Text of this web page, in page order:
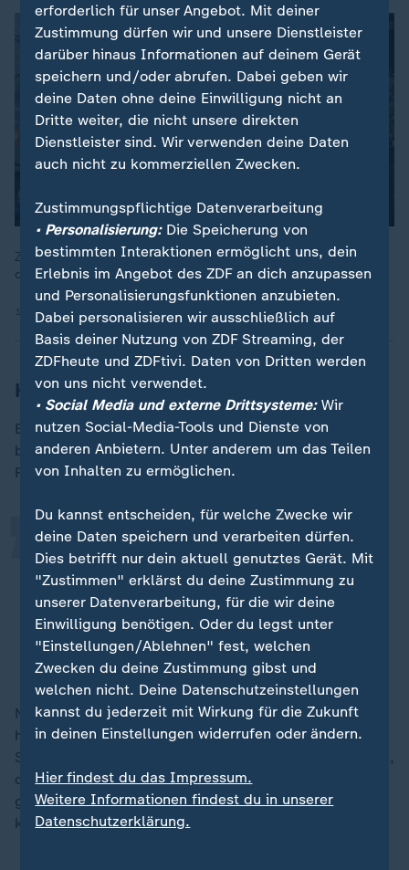
ZDF-Reporter Nils Kaben analysiert das Aus des FC Bayern in
der Champions League im Viertelfinale gegen Inter Mailand.
17.04.2025 | 3:19 min
Kimmichs deutliche Analyse
Es war später mal wiederJoshua Kimmich , der
besonders deutlich analysierte, woran es hapert beim
FC Bayern.
Das ist zu oft der Fall, dass wir nicht
als Sieger vom Platz gehen, obwohl
wir das Gefühl haben, dass wir die
bessere Mannschaft waren.
„
Nach der 0:3-Niederlage bei Feyenoord Rotterdam
hatte er befunden, dass der FC Bayern keine
Spitzenmannschaft sei. Nach dem Aus hielt er nun fest,
dass man "nicht viele europäische Topteams
geschlagen" und stattdessen manch eine Niederlage
kassiert habe.
erforderlich für unser Angebot. Mit deiner
Zustimmung dürfen wir und unsere Dienstleister
darüber hinaus Informationen auf deinem Gerät
speichern und/oder abrufen. Dabei geben wir
deine Daten ohne deine Einwilligung nicht an
Dritte weiter, die nicht unsere direkten
Dienstleister sind. Wir verwenden deine Daten
auch nicht zu kommerziellen Zwecken.
Zustimmungspflichtige Datenverarbeitung
• Personalisierung:Die Speicherung von
bestimmten Interaktionen ermöglicht uns, dein
Erlebnis im Angebot des ZDF an dich anzupassen
und Personalisierungsfunktionen anzubieten.
Dabei personalisieren wir ausschließlich auf
Basis deiner Nutzung von ZDF Streaming, der
ZDFheute und ZDFtivi. Daten von Dritten werden
von uns nicht verwendet.
• Social Media und externe Drittsysteme:Wir
nutzen Social-Media-Tools und Dienste von
anderen Anbietern. Unter anderem um das Teilen
von Inhalten zu ermöglichen.
Du kannst entscheiden, für welche Zwecke wir
deine Daten speichern und verarbeiten dürfen.
Dies betrifft nur dein aktuell genutztes Gerät. Mit
"Zustimmen" erklärst du deine Zustimmung zu
unserer Datenverarbeitung, für die wir deine
Einwilligung benötigen. Oder du legst unter
"Einstellungen/Ablehnen" fest, welchen
Zwecken du deine Zustimmung gibst und
welchen nicht. Deine Datenschutzeinstellungen
kannst du jederzeit mit Wirkung für die Zukunft
in deinen Einstellungen widerrufen oder ändern.
Hier findest du das Impressum.
Weitere Informationen findest du in unserer
Datenschutzerklärung.